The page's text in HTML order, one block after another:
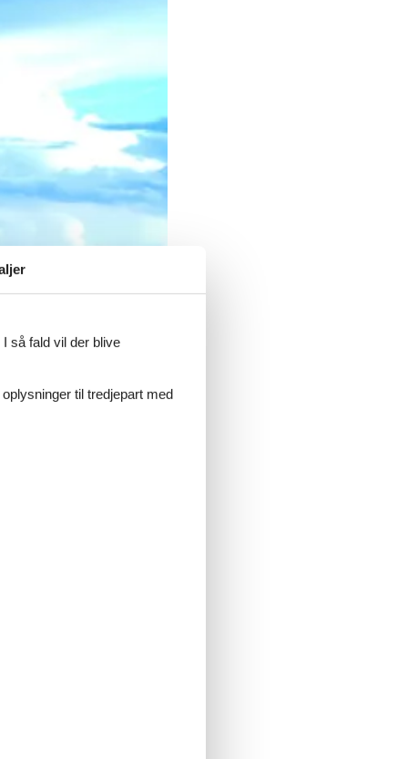
så fald vil der blive
til tredjepart med